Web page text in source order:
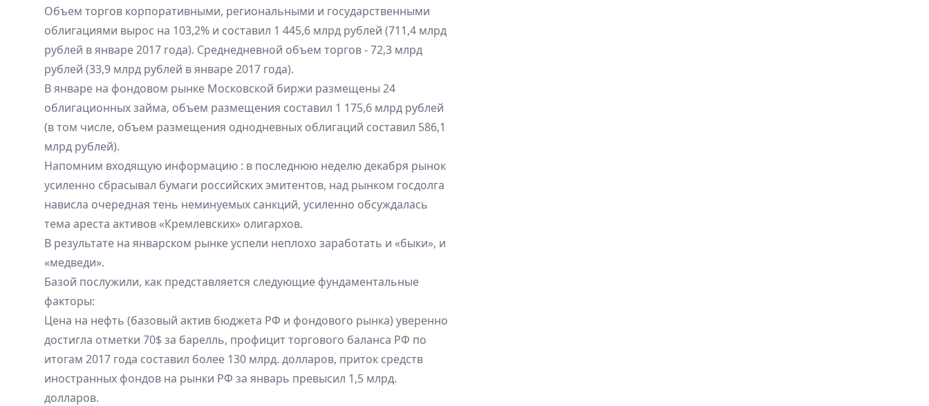
Объем торгов корпоративными, региональными и государственными
облигациями вырос на 103,2% и составил 1 445,6 млрд рублей (711,4 млрд
рублей в январе 2017 года). Среднедневной объем торгов - 72,3 млрд
рублей (33,9 млрд рублей в январе 2017 года).
В январе на фондовом рынке Московской биржи размещены 24
облигационных займа, объем размещения составил 1 175,6 млрд рублей
(в том числе, объем размещения однодневных облигаций составил 586,1
млрд рублей).
Напомним входящую информацию : в последнюю неделю декабря рынок
усиленно сбрасывал бумаги российских эмитентов, над рынком госдолга
нависла очередная тень неминуемых санкций, усиленно обсуждалась
тема ареста активов «Кремлевских» олигархов.
В результате на январском рынке успели неплохо заработать и «быки», и
«медведи».
Базой послужили, как представляется следующие фундаментальные
факторы:
Цена на нефть (базовый актив бюджета РФ и фондового рынка) уверенно
достигла отметки 70$ за барелль, профицит торгового баланса РФ по
итогам 2017 года составил более 130 млрд. долларов, приток средств
иностранных фондов на рынки РФ за январь превысил 1,5 млрд.
долларов.